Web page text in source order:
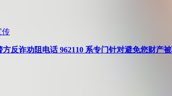
传
反诈劝阻电话 962110 系专门针对避免您财产